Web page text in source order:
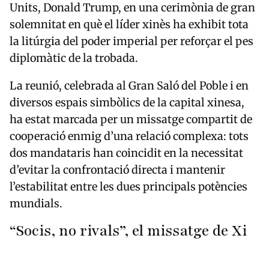
Units, Donald Trump, en una cerimònia de gran
solemnitat en què el líder xinès ha exhibit tota
la litúrgia del poder imperial per reforçar el pes
diplomàtic de la trobada.
La reunió, celebrada al Gran Saló del Poble i en
diversos espais simbòlics de la capital xinesa,
ha estat marcada per un missatge compartit de
cooperació enmig d’una relació complexa: tots
dos mandataris han coincidit en la necessitat
d’evitar la confrontació directa i mantenir
l’estabilitat entre les dues principals potències
mundials.
“Socis, no rivals”, el missatge de Xi